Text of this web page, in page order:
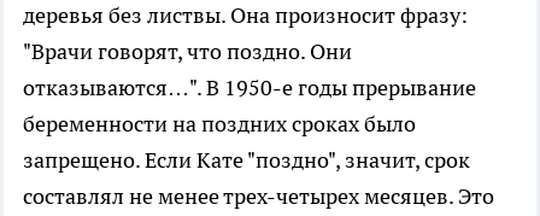
деревья без листвы. Она произносит фразу:
"Врачи говорят, что поздно. Они
отказываются…". В 1950-е годы прерывание
беременности на поздних сроках было
запрещено. Если Кате "поздно", значит, срок
составлял не менее трех-четырех месяцев. Это